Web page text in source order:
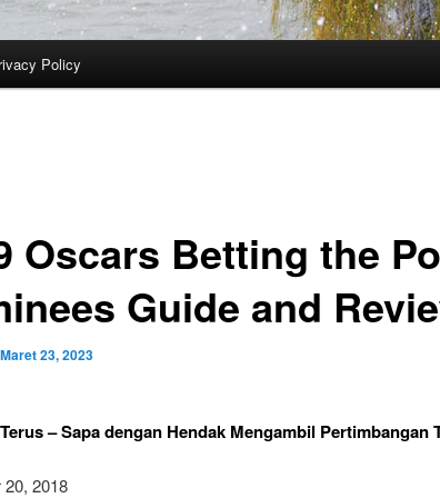
Policy
Oscars Betting the
Guide and
Maret 23, 2023
– Sapa dengan Hendak Mengambil Pertimbangan
2018